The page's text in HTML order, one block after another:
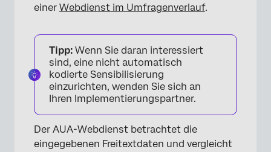
einer Webdienst im Umfragenverlauf.
Tipp: Wenn Sie daran interessiert
sind, eine nicht automatisch
kodierte Sensibilisierung
einzurichten, wenden Sie sich an
Ihren Implementierungspartner.
Der AUA-Webdienst betrachtet die
eingegebenen Freitextdaten und vergleicht